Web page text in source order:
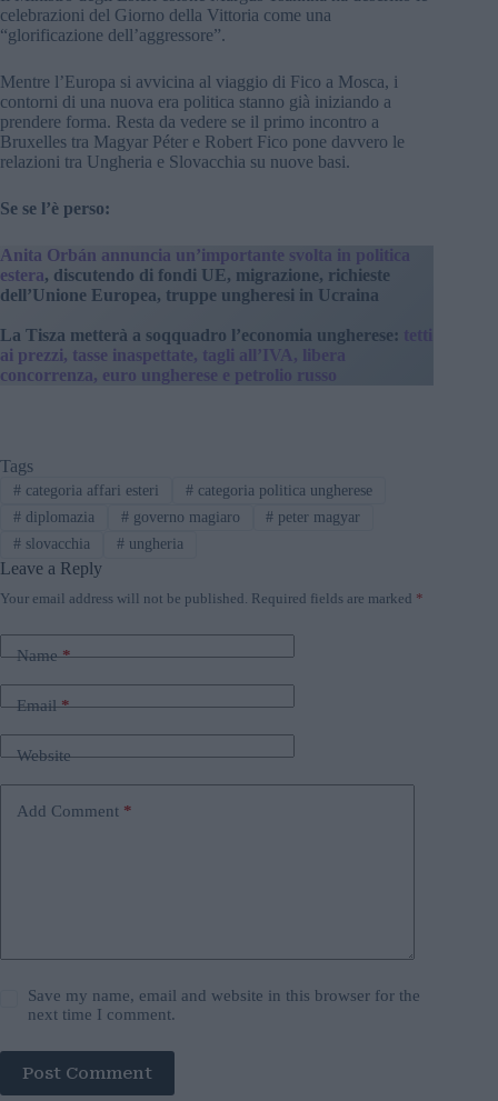
celebrazioni del Giorno della Vittoria come una
“glorificazione dell’aggressore”.
Mentre l’Europa si avvicina al viaggio di Fico a Mosca, i
contorni di una nuova era politica stanno già iniziando a
prendere forma. Resta da vedere se il primo incontro a
Bruxelles tra Magyar Péter e Robert Fico pone davvero le
relazioni tra Ungheria e Slovacchia su nuove basi.
Se se l’è perso:
Anita Orbán annuncia un’importante svolta in politica
estera, discutendo di fondi UE, migrazione, richieste
dell’Unione Europea, truppe ungheresi in Ucraina
La Tisza metterà a soqquadro l’economia ungherese: tetti
ai prezzi, tasse inaspettate, tagli all’IVA, libera
concorrenza, euro ungherese e petrolio russo
Tags
#categoria affari esteri #categoria politica ungherese
#diplomazia #governo magiaro # peter magyar
#slovacchia #ungheria
Leave a Reply
Your email address will not be published. Required fields are marked *
Name*
Email*
Website
Add Comment *
Save my name, email and website in this browser for the
next time I comment.
Post Comment